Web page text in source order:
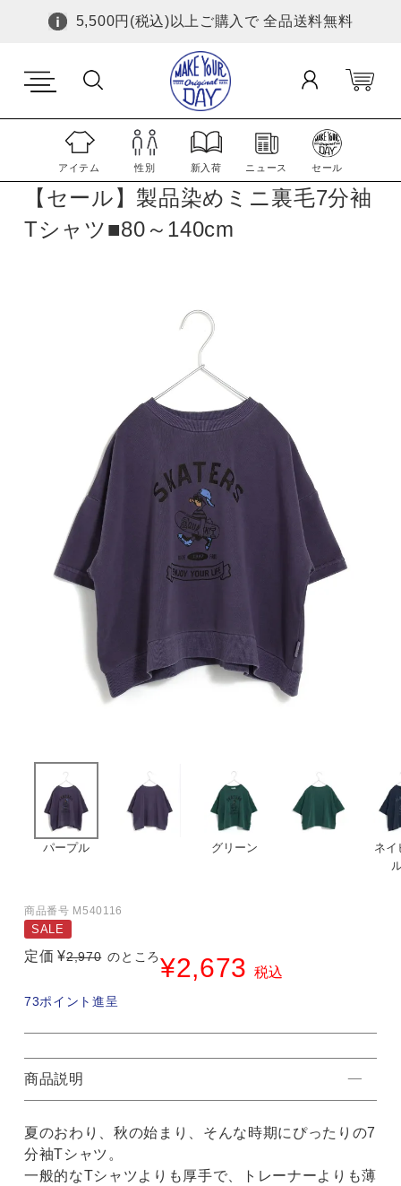
5,500円(税込)以上ご購入で 全品送料無料
パープル グリーン
ネイ
【セール】製品染めミニ裏毛7分袖
Tシャツ■80～140cm
商品番号 M540116
SALE
定価 ¥2,970 のところ¥2,673 税込
73ポイント進呈
商品説明
夏のおわり、秋の始まり、そんな時期にぴったりの7
分袖Tシャツ。
一般的なTシャツよりも厚手で、トレーナーよりも薄
アイテム 性別 新入荷 ニュース セール